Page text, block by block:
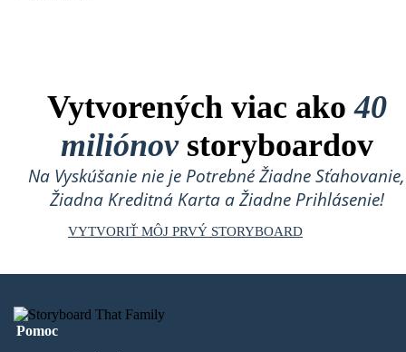
Vytvorených viac ako40
miliónovstoryboardov
Na Vyskúšanie nie je Potrebné Žiadne Sťahovanie,
Žiadna Kreditná Karta a Žiadne Prihlásenie!
VYTVORIŤ MÔJ PRVÝ STORYBOARD
Pomoc